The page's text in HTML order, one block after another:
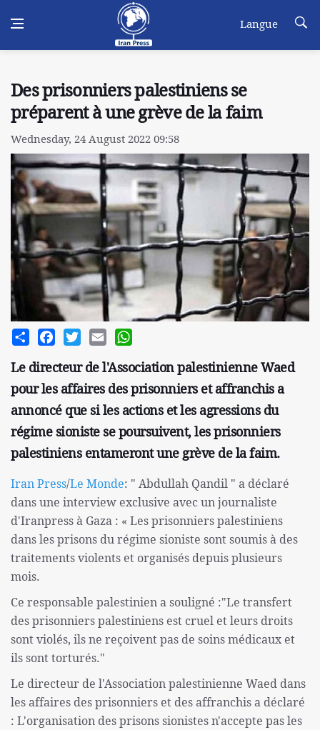
Langue
Des prisonniers palestiniens se
préparent à une grève de la faim
Wednesday, 24 August 2022 09:58
Share FacebookTwitterEmail
Le directeur de l'Association palestinienne Waed
pour les affaires des prisonniers et affranchis a
annoncé que si les actions et les agressions du
régime sioniste se poursuivent, les prisonniers
palestiniens entameront une grève de la faim.
Iran Press/Le Monde: " Abdullah Qandil " a déclaré
dans une interview exclusive avec un journaliste
d'Iranpress à Gaza : « Les prisonniers palestiniens
dans les prisons du régime sioniste sont soumis à des
traitements violents et organisés depuis plusieurs
mois.
Ce responsable palestinien a souligné :"Le transfert
des prisonniers palestiniens est cruel et leurs droits
sont violés, ils ne reçoivent pas de soins médicaux et
ils sont torturés."
Le directeur de l'Association palestinienne Waed dans
les affaires des prisonniers et des affranchis a déclaré
: L'organisation des prisons sionistes n'accepte pas les